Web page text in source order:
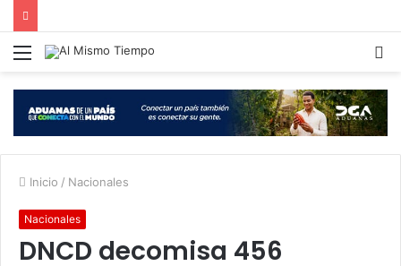
Menú
Inicio / Nacionales
Nacionales
DNCD decomisa 456